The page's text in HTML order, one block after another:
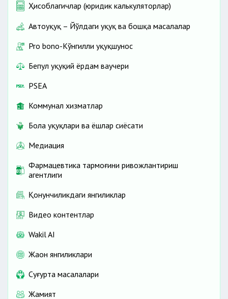
Ҳисоблагичлар (юридик калькуляторлар)
Автоҳуқуқ – Йўлдаги ҳуқуқ ва бошқа масалалар
Pro bono-Кўнгилли ҳуқуқшунос
Бепул ҳуқуқий ёрдам ваучери
PSEA
Коммунал хизматлар
Бола ҳуқуқлари ва ёшлар сиёсати
Медиация
Фармацевтика тармоғини ривожлантириш
агентлиги
Қонунчиликдаги янгиликлар
Видео контентлар
Wakil AI
Жаҳон янгиликлари
Cуғурта масалалари
Жамият